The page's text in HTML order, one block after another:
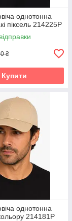
однотонна
піксель 214225P
₴
Купити
однотонна
214181P